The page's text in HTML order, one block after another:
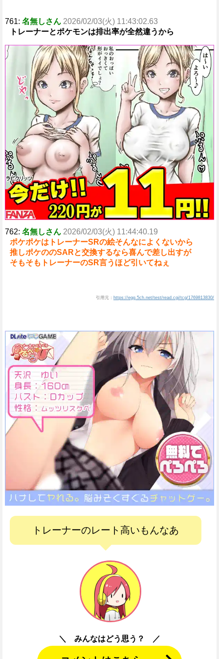
761: 名無しさん 2026/02/03(火) 11:43:02.63
トレーナーとポケモンは排出率が全然違うから
762: 名無しさん 2026/02/03(火) 11:44:40.19
ポケポケはトレーナーSRの絵そんなによくないから
推しポケののSARと交換するなら喜んで差し出すが
そもそもトレーナーのSR言うほど引いてねぇ
引用元： https://egg.5ch.net/test/read.cgi/tcg/1769813830/
トレーナーのレート高いもんなあ
みんなはどう思う？